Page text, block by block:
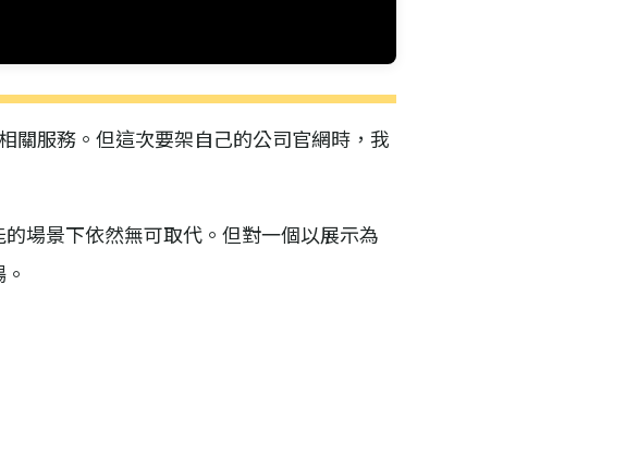
關服務。但這次要架自己的公司官網時，我
場景下依然無可取代。但對一個以展示為